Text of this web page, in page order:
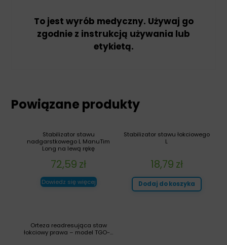
To jest wyrób medyczny. Używaj go
zgodnie z instrukcją używania lub
etykietą.
Powiązane produkty
Stabilizator stawu łokciowego
L
18,79 zł
Dodaj do koszyka
Stabilizator stawu
nadgarstkowego L ManuTim
Long na lewą rękę
72,59 zł
Dowiedz się więcej
Orteza readresująca staw
łokciowy prawa – model TGO-...